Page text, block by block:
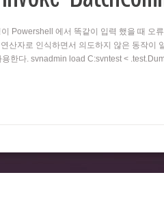
Powershell 에서 똑같이 입력 했을 때 오
산자로 인식하면서 의도하지 않은 동작이
한다. svnadmin load C:svntest <